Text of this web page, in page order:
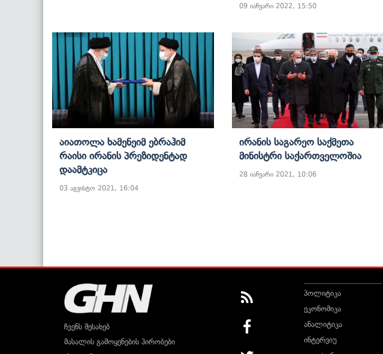
09 იანვარი 2022, 15:50
Აიათოლა Ხამენეიმ Ებრაჰიმ
Რაისი Ირანის Პრეზიდენტად
Დაამტკიცა
03 აგვისტო 2021, 16:04
Ირანის Საგარეო Საქმეთა
Მინისტრი Საქართველოშია
28 იანვარი 2021, 10:06
ჩვენს შესახებ
მასალის გამოყენების პირობები
პოლიტიკა
ეკონომიკა
ანალიტიკა
ინტერვიუ